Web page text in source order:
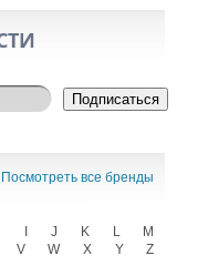
Подписаться
Посмотреть все бренды
J K L
M
V W X Y
Z